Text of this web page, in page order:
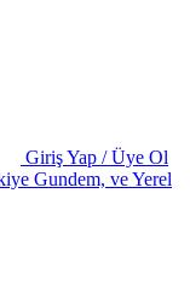
Giriş Yap / Üye Ol